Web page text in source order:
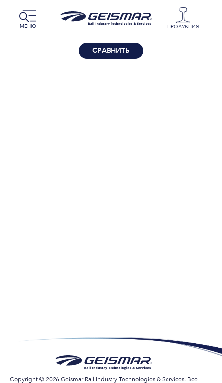
МЕНЮ ПРОДУКЦИЯ
СРАВНИТЬ
Copyright © 2026 Geismar Rail Industry Technologies & Services. Все